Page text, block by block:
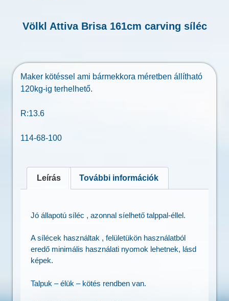
Völkl Attiva Brisa 161cm carving síléc
Maker kötéssel ami bármekkora méretben állítható
120kg-ig terhelhető.
R:13.6
114-68-100
Leírás További információk
Jó állapotú síléc , azonnal síelhető talppal-éllel.
A sílécek használtak , felületükön használatból
eredő minimális használati nyomok lehetnek, lásd
képek.
Talpuk – élük – kötés rendben van.